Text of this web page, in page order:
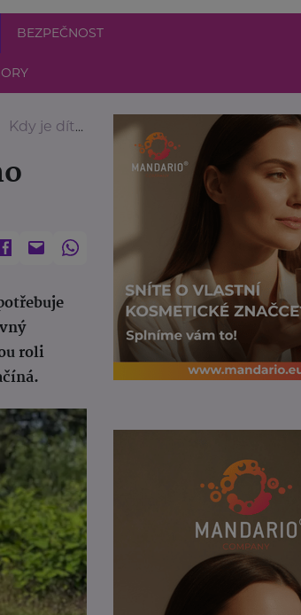
BEZPEČNOST
Kdy je dítě připravené na kolo a jak ho podpořit
roli